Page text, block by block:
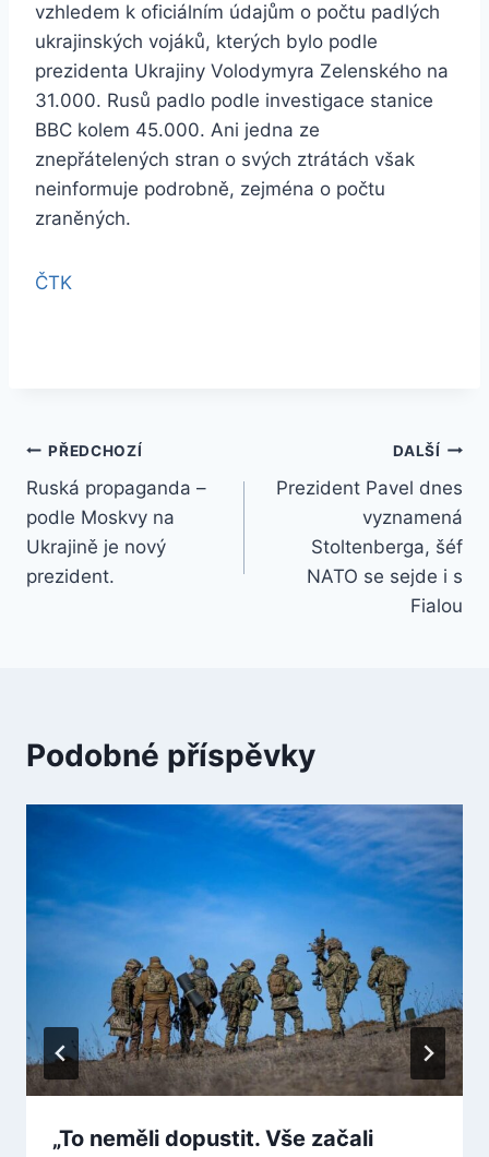
vzhledem k oficiálním údajům o počtu padlých
ukrajinských vojáků, kterých bylo podle
prezidenta Ukrajiny Volodymyra Zelenského na
31.000. Rusů padlo podle investigace stanice
BBC kolem 45.000. Ani jedna ze
znepřátelených stran o svých ztrátách však
neinformuje podrobně, zejména o počtu
zraněných.
ČTK
Navigace
pro
příspěvek
PŘEDCHOZÍ
Ruská propaganda –
podle Moskvy na
Ukrajině je nový
prezident.
DALŠÍ
Prezident Pavel dnes
vyznamená
Stoltenberga, šéf
NATO se sejde i s
Fialou
Podobné příspěvky
„To neměli dopustit. Vše začali